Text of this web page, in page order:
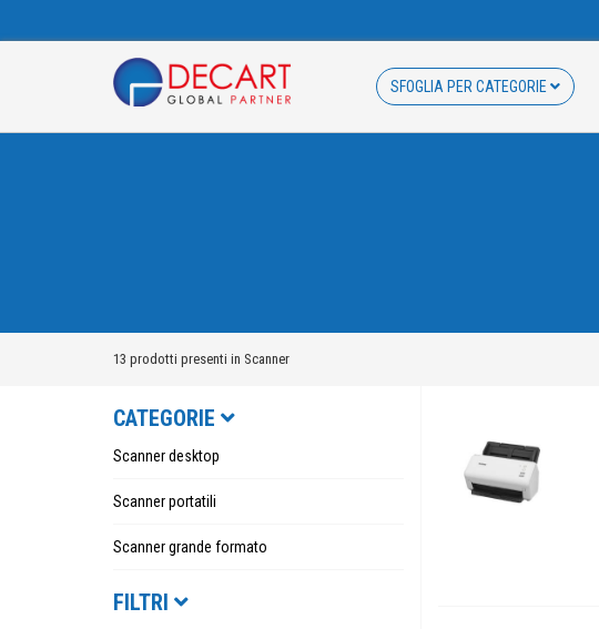
SFOGLIA PER CATEGORIE
13 prodotti presenti in Scanner
CATEGORIE
Scanner desktop
Scanner portatili
Scanner grande formato
FILTRI